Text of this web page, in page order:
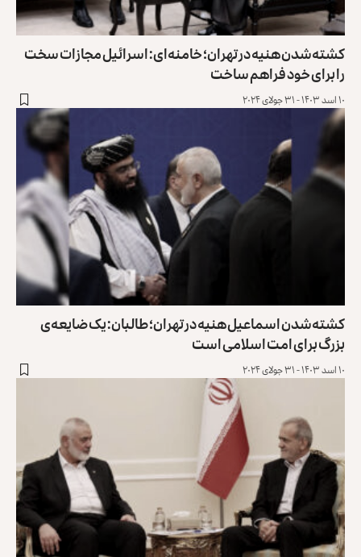
کشته‌شدن هنیه در تهران؛ خامنه‌ای: اسرائیل مجازات سخت
را برای خود فراهم ساخت
۱۰ اسد ۱۴۰۳ - ۳۱ جولای ۲۰۲۴
کشته‌شدن اسماعیل هنیه در تهران؛ طالبان: یک ضایعه‌ی
بزرگ برای امت اسلامی است
۱۰ اسد ۱۴۰۳ - ۳۱ جولای ۲۰۲۴